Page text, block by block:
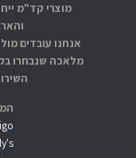
מוצרי קד"מ
אנחנו עובדים
מלאכה שנבחרו